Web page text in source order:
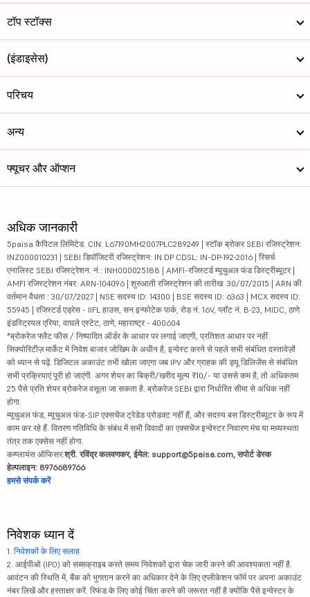
टॉप स्टॉक्स
(इंडाइसेस)
परिचय
अन्य
फ्यूचर और ऑप्शन
अधिक जानकारी
5paisa कैपिटल लिमिटेड. CIN: L67190MH2007PLC289249 | स्टॉक ब्रोकर SEBI रजिस्ट्रेशन:
INZ000010231 | SEBI डिपॉजिटरी रजिस्ट्रेशन: IN DP CDSL: IN-DP-192-2016 | रिसर्च
एनालिस्ट SEBI रजिस्ट्रेशन. नं.: INH000025188 | AMFI-रजिस्टर्ड म्यूचुअल फंड डिस्ट्रीब्यूटर |
AMFI रजिस्ट्रेशन नंबर: ARN-104096 | शुरुआती रजिस्ट्रेशन की तारीख: 30/07/2015 | ARN की
वर्तमान वैधता : 30/07/2027 | NSE सदस्य ID: 14300 | BSE सदस्य ID: 6363 | MCX सदस्य ID:
55945 | रजिस्टर्ड एड्रेस - IIFL हाउस, सन इन्फोटेक पार्क, रोड नं. 16V, प्लॉट नं. B-23, MIDC, ठाणे
इंडस्ट्रियल एरिया, वाघले एस्टेट, ठाणे, महाराष्ट्र - 400604
*ब्रोकरेज फ्लैट फीस / निष्पादित ऑर्डर के आधार पर लगाई जाएगी, प्रतिशत आधार पर नहीं.
सिक्योरिटीज़ मार्केट में निवेश बाजार जोखिम के अधीन है, इन्वेस्ट करने से पहले सभी संबंधित दस्तावेज़ों
को ध्यान से पढ़ें. डिजिटल अकाउंट तभी खोला जाएगा जब IPV और ग्राहक की ड्यू डिलिजेंस से संबंधित
सभी प्रक्रियाएं पूरी हो जाएंगी. अगर शेयर का बिक्री/खरीद मूल्य ₹10/- या उससे कम है, तो अधिकतम
25 पैसे प्रति शेयर ब्रोकरेज वसूला जा सकता है. ब्रोकरेज SEBI द्वारा निर्धारित सीमा से अधिक नहीं
होगा.
म्यूचुअल फंड, म्यूचुअल फंड-SIP एक्सचेंज ट्रेडेड प्रोडक्ट नहीं हैं, और सदस्य बस डिस्ट्रीब्यूटर के रूप में
काम कर रहे हैं. वितरण गतिविधि के संबंध में सभी विवादों का एक्सचेंज इन्वेस्टर निवारण मंच या मध्यस्थता
तंत्र तक एक्सेस नहीं होगा.
कम्प्लायंस ऑफिसर:श्री. रविंद्र कलवणकर, ईमेल: support@5paisa.com, सपोर्ट डेस्क
हेल्पलाइन: 8976689766
हमसे संपर्क करें
निवेशक ध्यान दें
1. निवेशकों के लिए सलाह
2. आईपीओ (IPO) को सब्सक्राइब करते समय निवेशकों द्वारा चेक जारी करने की आवश्यकता नहीं है.
आवंटन की स्थिति में, बैंक को भुगतान करने का अधिकार देने के लिए एप्लीकेशन फॉर्म पर अपना अकाउंट
नंबर लिखें और हस्ताक्षर करें. रिफंड के लिए कोई चिंता करने की जरूरत नहीं है क्योंकि पैसे इन्वेस्टर के